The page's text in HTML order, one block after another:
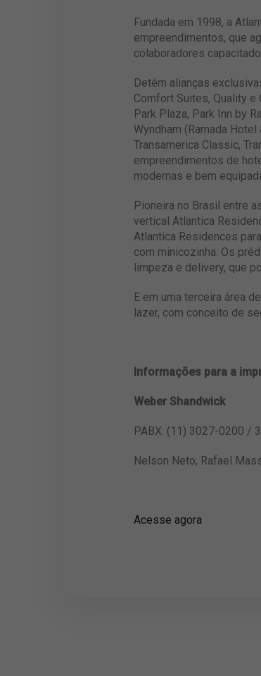
Fundada em 1998, a
empreendimentos, que
colaboradores
Detém alianças
Comfort Suites, Quality e
Park Plaza, Park Inn by
Wyndham (Ramada
Transamerica Classic,
empreendimentos de
modernas e bem
Pioneira no Brasil entre
vertical Atlantica
Atlantica Residences
com minicozinha. Os
limpeza e delivery, que
E em uma terceira área
lazer, com conceito de
Informações para a
Weber Shandwick
PABX: (11) 3027-0200 /
Nelson Neto, Rafael
Acesse agora